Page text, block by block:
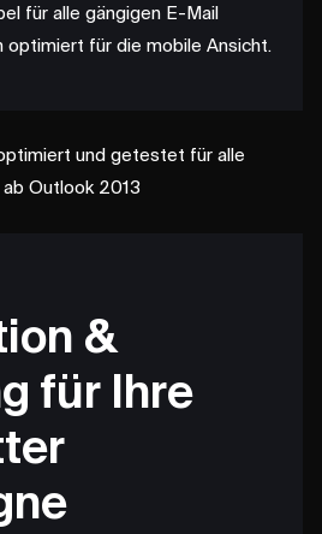
für alle gängigen E-Mail
optimiert für die mobile Ansicht.
und getestet für alle
Outlook 2013
&
für Ihre